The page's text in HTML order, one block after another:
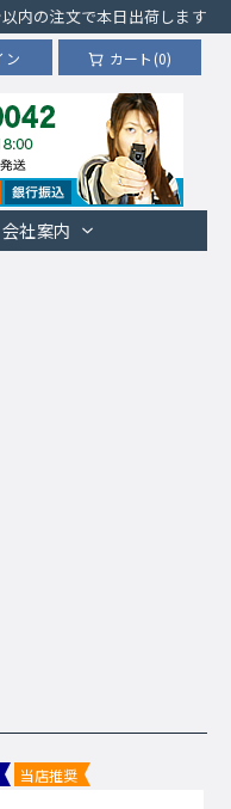
内の注文で本日出荷します
カート(0)
ン
会社案内
当店推奨